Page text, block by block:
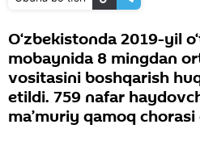
O‘zbekistonda 2019-yil
mobaynida 8 mingdan
vositasini boshqarish
etildi. 759 nafar
ma’muriy qamoq chorasi